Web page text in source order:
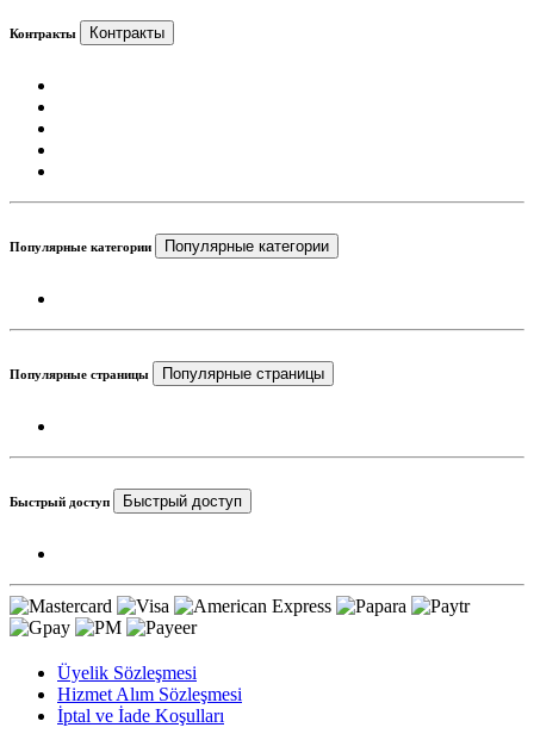
Контракты Контракты
Популярные категории Популярные категории
Популярные страницы Популярные страницы
Быстрый доступ Быстрый доступ
Üyelik Sözleşmesi
Hizmet Alım Sözleşmesi
İptal ve İade Koşulları